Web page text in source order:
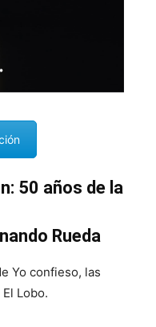
50 años de la
Rueda
Yo confieso, las
Lobo.